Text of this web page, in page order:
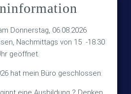
Donnerstag, 06.08.2026
Nachmittags von 15 -18.30
geöffnet.
hat mein Büro geschlossen.
Haberkamp GmbH
Barsinghausen
Kontakt